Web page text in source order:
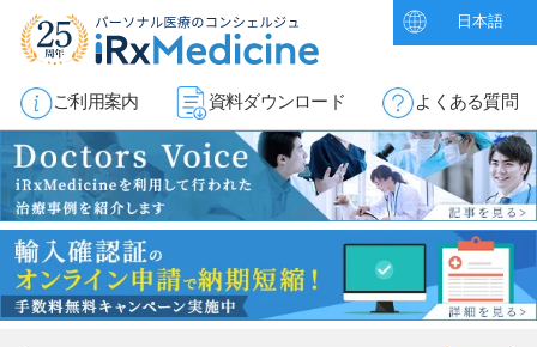
日本語
ご利用案内 資料ダウンロード よくある質問